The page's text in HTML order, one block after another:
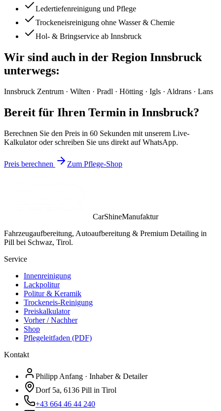
Ledertiefenreinigung und Pflege
Trockeneisreinigung ohne Wasser & Chemie
Hol- & Bringservice ab Innsbruck
Wir sind auch in der Region Innsbruck
unterwegs:
Innsbruck Zentrum · Wilten · Pradl · Hötting · Igls · Aldrans · Lans
Bereit für Ihren Termin in Innsbruck?
Berechnen Sie den Preis in 60 Sekunden mit unserem Live-
Kalkulator oder schreiben Sie uns direkt auf WhatsApp.
Preis berechnen Zum Pflege-Shop
CarShineManufaktur
Fahrzeugaufbereitung, Autoaufbereitung & Premium Detailing in
Pill bei Schwaz, Tirol.
Service
Innenreinigung
Lackpolitur
Politur & Keramik
Trockeneis-Reinigung
Preiskalkulator
Vorher / Nachher
Shop
Pflegeleitfaden (PDF)
Kontakt
Philipp Anfang · Inhaber & Detailer
Dorf 5a, 6136 Pill in Tirol
+43 664 46 44 240